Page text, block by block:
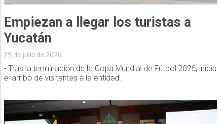
Empiezan a llegar los turistas a
Yucatán
29 de julio de 2026
• Tras la terminación de la Copa Mundial de Fútbol 2026, inicia
el arribo de visitantes a la entidad.